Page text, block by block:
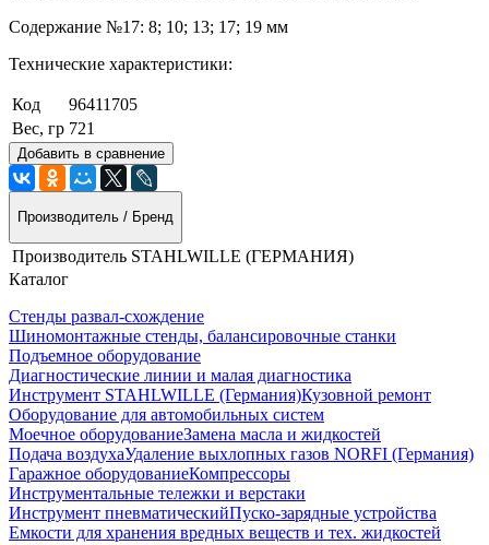
Содержание №17: 8; 10; 13; 17; 19 мм
Технические характеристики:
Код
96411705
Вес, гр 721
Добавить в сравнение
Производитель / Бренд
Производитель STAHLWILLE (ГЕРМАНИЯ)
Каталог
Стенды развал-схождение
Шиномонтажные стенды, балансировочные станки
Подъемное оборудование
Диагностические линии и малая диагностика
Инструмент STAHLWILLE (Германия)Кузовной ремонт
Оборудование для автомобильных систем
Моечное оборудованиеЗамена масла и жидкостей
Подача воздухаУдаление выхлопных газов NORFI (Германия)
Гаражное оборудованиеКомпрессоры
Инструментальные тележки и верстаки
Инструмент пневматическийПуско-зарядные устройства
Емкости для хранения вредных веществ и тех. жидкостей